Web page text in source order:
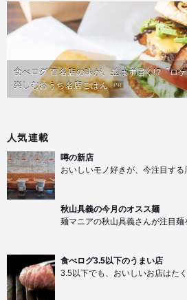
食べログ 百名店の味が、並ばず届く!?「ロ
楽しむおうち名店ごはん PR
人気連載
噂の新店
おいしいモノ好きが、今注目する
秋山具義の今月のオスス麺
麺マニアの秋山具義さんが注目麺
食べログ3.5以下のうまい店
3.5以下でも、おいしいお店はた